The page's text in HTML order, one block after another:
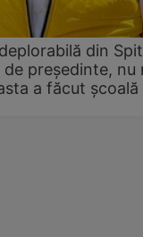
din
președinte, nu
a făcut școală